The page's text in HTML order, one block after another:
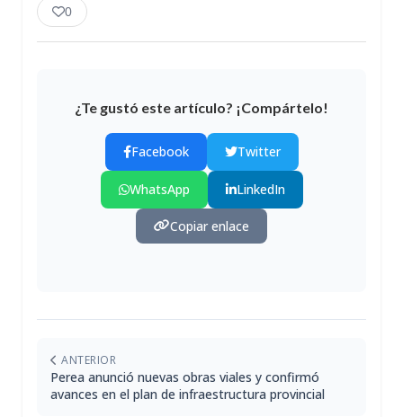
0
¿Te gustó este artículo? ¡Compártelo!
Facebook Twitter
WhatsApp LinkedIn
Copiar enlace
ANTERIOR
Perea anunció nuevas obras viales y confirmó
avances en el plan de infraestructura provincial